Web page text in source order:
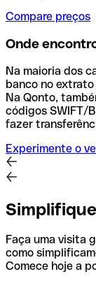
Compare preços
Onde
Na maioria dos
banco no
Na Qonto,
códigos SWIFT/
fazer
Experimente o
Faça uma visita
como
Comece hoje a